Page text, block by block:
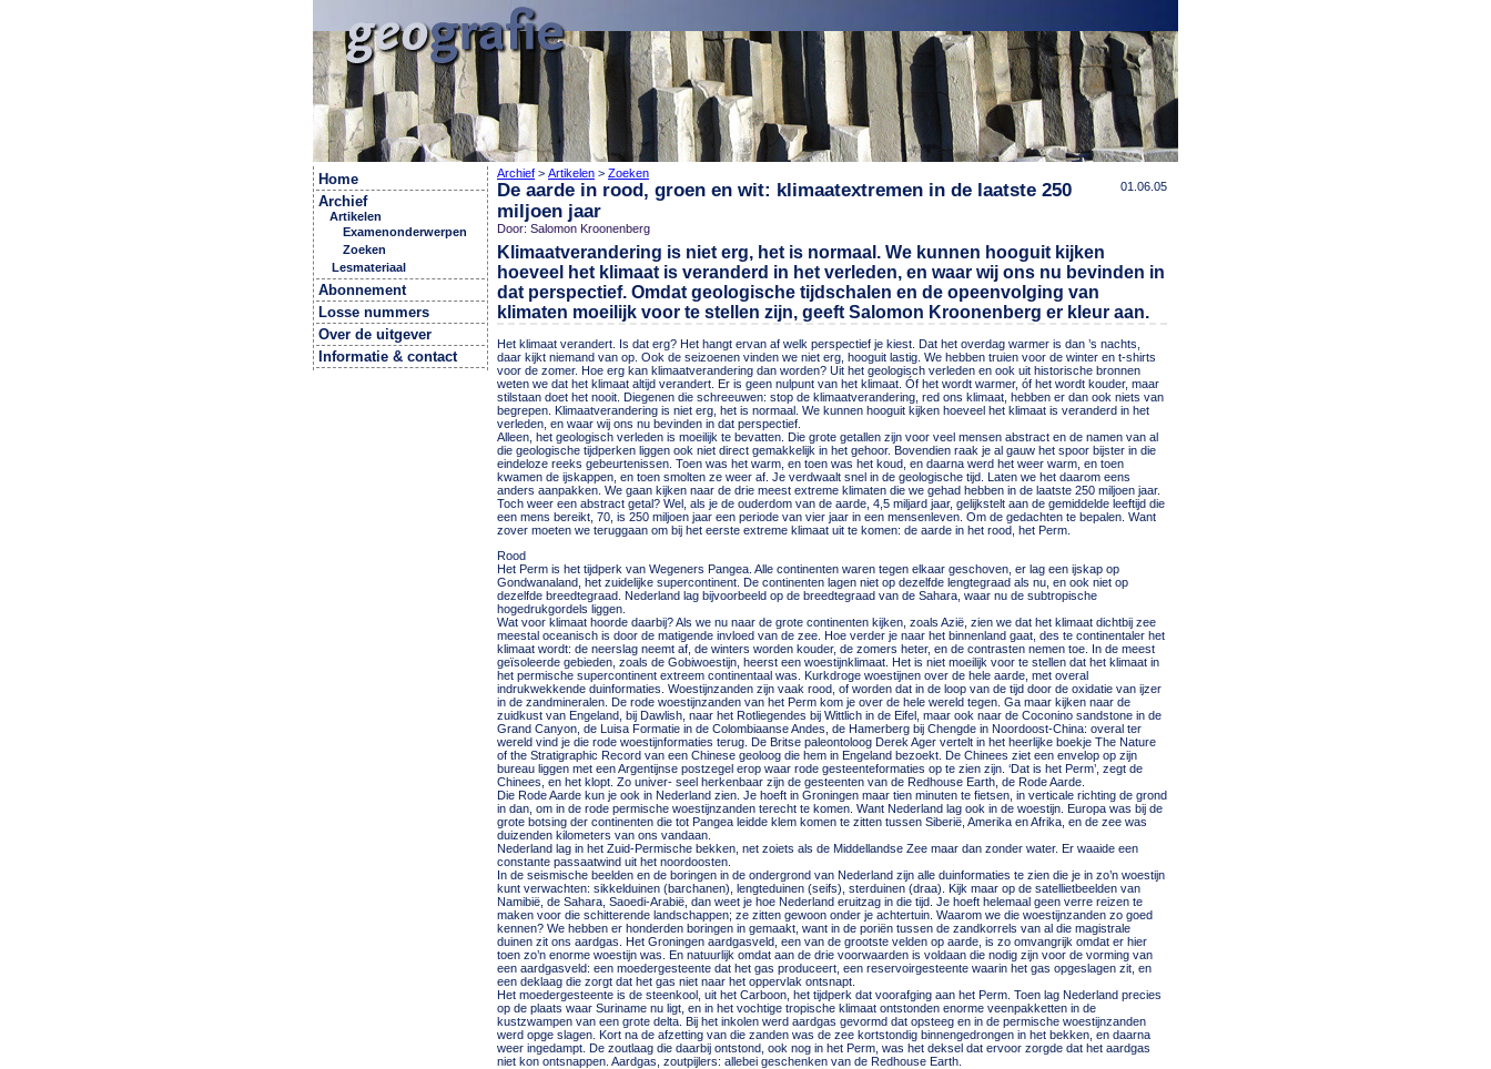
Home
Archief
Artikelen
Examenonderwerpen
Zoeken
Lesmateriaal
Abonnement
Losse nummers
Over de uitgever
Informatie & contact
Archief > Artikelen > Zoeken
01.06.05
De aarde in rood, groen en wit: klimaatextremen in de laatste 250
miljoen jaar
Door: Salomon Kroonenberg
Klimaatverandering is niet erg, het is normaal. We kunnen hooguit kijken
hoeveel het klimaat is veranderd in het verleden, en waar wij ons nu bevinden in
dat perspectief. Omdat geologische tijdschalen en de opeenvolging van
klimaten moeilijk voor te stellen zijn, geeft Salomon Kroonenberg er kleur aan.
Het klimaat verandert. Is dat erg? Het hangt ervan af welk perspectief je kiest. Dat het overdag warmer is dan ’s nachts,
daar kijkt niemand van op. Ook de seizoenen vinden we niet erg, hooguit lastig. We hebben truien voor de winter en t-shirts
voor de zomer. Hoe erg kan klimaatverandering dan worden? Uit het geologisch verleden en ook uit historische bronnen
weten we dat het klimaat altijd verandert. Er is geen nulpunt van het klimaat. Óf het wordt warmer, óf het wordt kouder, maar
stilstaan doet het nooit. Diegenen die schreeuwen: stop de klimaatverandering, red ons klimaat, hebben er dan ook niets van
begrepen. Klimaatverandering is niet erg, het is normaal. We kunnen hooguit kijken hoeveel het klimaat is veranderd in het
verleden, en waar wij ons nu bevinden in dat perspectief.
Alleen, het geologisch verleden is moeilijk te bevatten. Die grote getallen zijn voor veel mensen abstract en de namen van al
die geologische tijdperken liggen ook niet direct gemakkelijk in het gehoor. Bovendien raak je al gauw het spoor bijster in die
eindeloze reeks gebeurtenissen. Toen was het warm, en toen was het koud, en daarna werd het weer warm, en toen
kwamen de ijskappen, en toen smolten ze weer af. Je verdwaalt snel in de geologische tijd. Laten we het daarom eens
anders aanpakken. We gaan kijken naar de drie meest extreme klimaten die we gehad hebben in de laatste 250 miljoen jaar.
Toch weer een abstract getal? Wel, als je de ouderdom van de aarde, 4,5 miljard jaar, gelijkstelt aan de gemiddelde leeftijd die
een mens bereikt, 70, is 250 miljoen jaar een periode van vier jaar in een mensenleven. Om de gedachten te bepalen. Want
zover moeten we teruggaan om bij het eerste extreme klimaat uit te komen: de aarde in het rood, het Perm.
Rood
Het Perm is het tijdperk van Wegeners Pangea. Alle continenten waren tegen elkaar geschoven, er lag een ijskap op
Gondwanaland, het zuidelijke supercontinent. De continenten lagen niet op dezelfde lengtegraad als nu, en ook niet op
dezelfde breedtegraad. Nederland lag bijvoorbeeld op de breedtegraad van de Sahara, waar nu de subtropische
hogedrukgordels liggen.
Wat voor klimaat hoorde daarbij? Als we nu naar de grote continenten kijken, zoals Azië, zien we dat het klimaat dichtbij zee
meestal oceanisch is door de matigende invloed van de zee. Hoe verder je naar het binnenland gaat, des te continentaler het
klimaat wordt: de neerslag neemt af, de winters worden kouder, de zomers heter, en de contrasten nemen toe. In de meest
geïsoleerde gebieden, zoals de Gobiwoestijn, heerst een woestijnklimaat. Het is niet moeilijk voor te stellen dat het klimaat in
het permische supercontinent extreem continentaal was. Kurkdroge woestijnen over de hele aarde, met overal
indrukwekkende duinformaties. Woestijnzanden zijn vaak rood, of worden dat in de loop van de tijd door de oxidatie van ijzer
in de zandmineralen. De rode woestijnzanden van het Perm kom je over de hele wereld tegen. Ga maar kijken naar de
zuidkust van Engeland, bij Dawlish, naar het Rotliegendes bij Wittlich in de Eifel, maar ook naar de Coconino sandstone in de
Grand Canyon, de Luisa Formatie in de Colombiaanse Andes, de Hamerberg bij Chengde in Noordoost-China: overal ter
wereld vind je die rode woestijnformaties terug. De Britse paleontoloog Derek Ager vertelt in het heerlijke boekje The Nature
of the Stratigraphic Record van een Chinese geoloog die hem in Engeland bezoekt. De Chinees ziet een envelop op zijn
bureau liggen met een Argentijnse postzegel erop waar rode gesteenteformaties op te zien zijn. ‘Dat is het Perm’, zegt de
Chinees, en het klopt. Zo univer- seel herkenbaar zijn de gesteenten van de Redhouse Earth, de Rode Aarde.
Die Rode Aarde kun je ook in Nederland zien. Je hoeft in Groningen maar tien minuten te fietsen, in verticale richting de grond
in dan, om in de rode permische woestijnzanden terecht te komen. Want Nederland lag ook in de woestijn. Europa was bij de
grote botsing der continenten die tot Pangea leidde klem komen te zitten tussen Siberië, Amerika en Afrika, en de zee was
duizenden kilometers van ons vandaan.
Nederland lag in het Zuid-Permische bekken, net zoiets als de Middellandse Zee maar dan zonder water. Er waaide een
constante passaatwind uit het noordoosten.
In de seismische beelden en de boringen in de ondergrond van Nederland zijn alle duinformaties te zien die je in zo’n woestijn
kunt verwachten: sikkelduinen (barchanen), lengteduinen (seifs), sterduinen (draa). Kijk maar op de satellietbeelden van
Namibië, de Sahara, Saoedi-Arabië, dan weet je hoe Nederland eruitzag in die tijd. Je hoeft helemaal geen verre reizen te
maken voor die schitterende landschappen; ze zitten gewoon onder je achtertuin. Waarom we die woestijnzanden zo goed
kennen? We hebben er honderden boringen in gemaakt, want in de poriën tussen de zandkorrels van al die magistrale
duinen zit ons aardgas. Het Groningen aardgasveld, een van de grootste velden op aarde, is zo omvangrijk omdat er hier
toen zo’n enorme woestijn was. En natuurlijk omdat aan de drie voorwaarden is voldaan die nodig zijn voor de vorming van
een aardgasveld: een moedergesteente dat het gas produceert, een reservoirgesteente waarin het gas opgeslagen zit, en
een deklaag die zorgt dat het gas niet naar het oppervlak ontsnapt.
Het moedergesteente is de steenkool, uit het Carboon, het tijdperk dat voorafging aan het Perm. Toen lag Nederland precies
op de plaats waar Suriname nu ligt, en in het vochtige tropische klimaat ontstonden enorme veenpakketten in de
kustzwampen van een grote delta. Bij het inkolen werd aardgas gevormd dat opsteeg en in de permische woestijnzanden
werd opge slagen. Kort na de afzetting van die zanden was de zee kortstondig binnengedrongen in het bekken, en daarna
weer ingedampt. De zoutlaag die daarbij ontstond, ook nog in het Perm, was het deksel dat ervoor zorgde dat het aardgas
niet kon ontsnappen. Aardgas, zoutpijlers: allebei geschenken van de Redhouse Earth.